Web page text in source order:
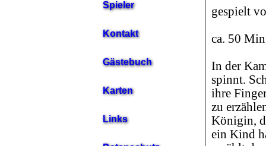
Spieler
Kontakt
Gästebuch
Karten
Links
gespielt
ca. 50
In der
spinnt.
ihre
zu
Königin,
ein Kind